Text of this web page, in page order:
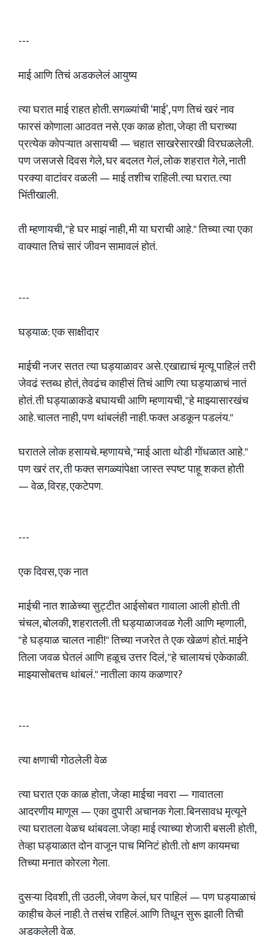
---
माई आणि तिचं अडकलेलं आयुष्य
त्या घरात माई राहत होती. सगळ्यांची ‘माई’, पण तिचं खरं नाव
फारसं कोणाला आठवत नसे. एक काळ होता, जेव्हा ती घराच्या
प्रत्येक कोपऱ्यात असायची — चहात साखरेसारखी विरघळलेली.
पण जसजसे दिवस गेले, घर बदलत गेलं, लोक शहरात गेले, नाती
परक्या वाटांवर वळली — माई तशीच राहिली. त्या घरात. त्या
भिंतीखाली.
ती म्हणायची, "हे घर माझं नाही, मी या घराची आहे." तिच्या त्या एका
वाक्यात तिचं सारं जीवन सामावलं होतं.
---
घड्याळ: एक साक्षीदार
माईची नजर सतत त्या घड्याळावर असे. एखाद्याचं मृत्यू पाहिलं तरी
जेवढं स्तब्ध होतं, तेवढंच काहीसं तिचं आणि त्या घड्याळाचं नातं
होतं. ती घड्याळाकडे बघायची आणि म्हणायची, "हे माझ्यासारखंच
आहे. चालत नाही, पण थांबलंही नाही. फक्त अडकून पडलंय."
घरातले लोक हसायचे. म्हणायचे, "माई आता थोडी गोंधळात आहे."
पण खरं तर, ती फक्त सगळ्यांपेक्षा जास्त स्पष्ट पाहू शकत होती
— वेळ, विरह, एकटेपण.
---
एक दिवस, एक नात
माईची नात शाळेच्या सुट्टीत आईसोबत गावाला आली होती. ती
चंचल, बोलकी, शहरातली. ती घड्याळाजवळ गेली आणि म्हणाली,
"हे घड्याळ चालत नाही!" तिच्या नजरेत ते एक खेळणं होतं. माईने
तिला जवळ घेतलं आणि हळूच उत्तर दिलं, "हे चालायचं एकेकाळी.
माझ्यासोबतच थांबलं." नातीला काय कळणार?
---
त्या क्षणाची गोठलेली वेळ
त्या घरात एक काळ होता, जेव्हा माईचा नवरा — गावातला
आदरणीय माणूस — एका दुपारी अचानक गेला. बिनसावध मृत्यूने
त्या घरातला वेळच थांबवला. जेव्हा माई त्याच्या शेजारी बसली होती,
तेव्हा घड्याळात दोन वाजून पाच मिनिटं होती. तो क्षण कायमचा
तिच्या मनात कोरला गेला.
दुसऱ्या दिवशी, ती उठली, जेवण केलं, घर पाहिलं — पण घड्याळाचं
काहीच केलं नाही. ते तसंच राहिलं. आणि तिथून सुरू झाली तिची